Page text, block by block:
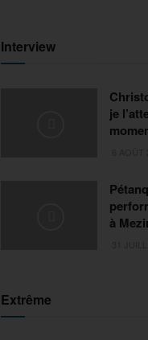
Interview
je
à
Extrême